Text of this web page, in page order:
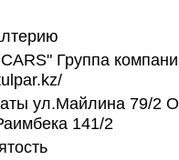
Группа
ул.Майлина 79/2
141/2